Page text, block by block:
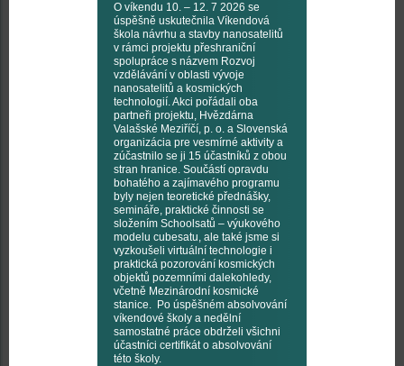
O víkendu 10. – 12. 7 2026 se
úspěšně uskutečnila Víkendová
škola návrhu a stavby nanosatelitů
v rámci projektu přeshraniční
spolupráce s názvem Rozvoj
vzdělávání v oblasti vývoje
nanosatelitů a kosmických
technologií. Akci pořádali oba
partneři projektu, Hvězdárna
Valašské Meziříčí, p. o. a Slovenská
organizácia pre vesmírné aktivity a
zúčastnilo se ji 15 účastníků z obou
stran hranice. Součástí opravdu
bohatého a zajímavého programu
byly nejen teoretické přednášky,
semináře, praktické činnosti se
složením Schoolsatů – výukového
modelu cubesatu, ale také jsme si
vyzkoušeli virtuální technologie i
praktická pozorování kosmických
objektů pozemními dalekohledy,
včetně Mezinárodní kosmické
stanice. Po úspěšném absolvování
víkendové školy a nedělní
samostatné práce obdrželi všichni
účastníci certifikát o absolvování
této školy.